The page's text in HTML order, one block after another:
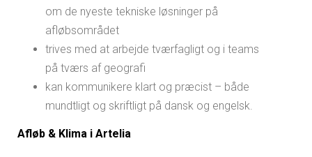
om de nyeste tekniske løsninger på
afløbsområdet
trives med at arbejde tværfagligt og i teams
på tværs af geografi
kan kommunikere klart og præcist – både
mundtligt og skriftligt på dansk og engelsk.
Afløb & Klima i Artelia